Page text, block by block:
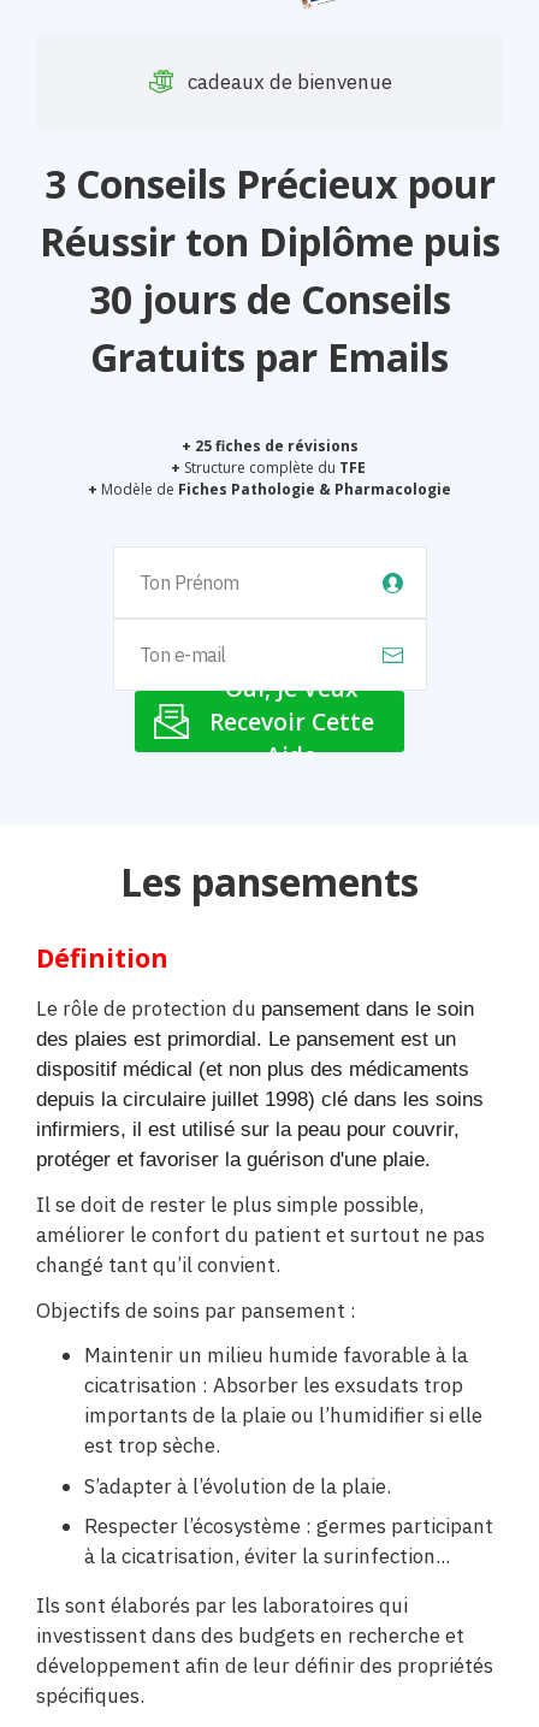
cadeaux de bienvenue
3 Conseils Précieux pour
Réussir ton Diplôme puis
30 jours de Conseils
Gratuits par Emails
+ 25 fiches de révisions
+ Structure complète du TFE
+ Modèle de Fiches Pathologie & Pharmacologie
Oui, Je Veux
Recevoir Cette
Aide
Les pansements
Définition
Le rôle de protection du pansement dans le soin
des plaies est primordial. Le pansement est un
dispositif médical (et non plus des médicaments
depuis la circulaire juillet 1998) clé dans les soins
infirmiers, il est utilisé sur la peau pour couvrir,
protéger et favoriser la guérison d'une plaie.
Il se doit de rester le plus simple possible,
améliorer le confort du patient et surtout ne pas
changé tant qu’il convient.
Objectifs de soins par pansement :
Maintenir un milieu humide favorable à la
cicatrisation : Absorber les exsudats trop
importants de la plaie ou l’humidifier si elle
est trop sèche.
S’adapter à l’évolution de la plaie.
Respecter l’écosystème : germes participant
à la cicatrisation, éviter la surinfection...
Ils sont élaborés par les laboratoires qui
investissent dans des budgets en recherche et
développement afin de leur définir des propriétés
spécifiques.